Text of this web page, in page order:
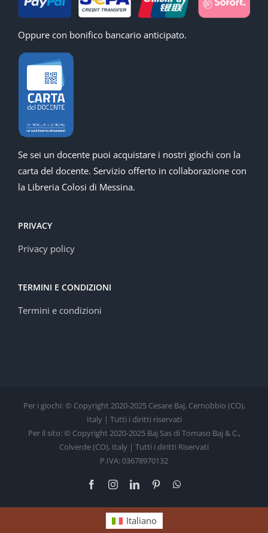
Oppure con bonifico bancario anticipato.
Se sei un docente puoi acquistare i nostri giochi con la
carta del docente. Servizio offerto in collaborazione con
la Libreria Colosi di Messina.
PRIVACY
Privacy policy
TERMINI E CONDIZIONI
Termini e condizioni
Per i giochi: © Copyright 2020-2025 Cesare Baj, Cernobbio (CO),
Italy | Tutti i diritti riservati
Per il sito: © Copyright 2020-2025 Baj Sas di Tomaso Baj & C.,
Colverde (CO), Italy | Tutti i diritti Riservati
P.IVA: 03678970132
FacebookInstagramLinkedInPinterest
Italiano